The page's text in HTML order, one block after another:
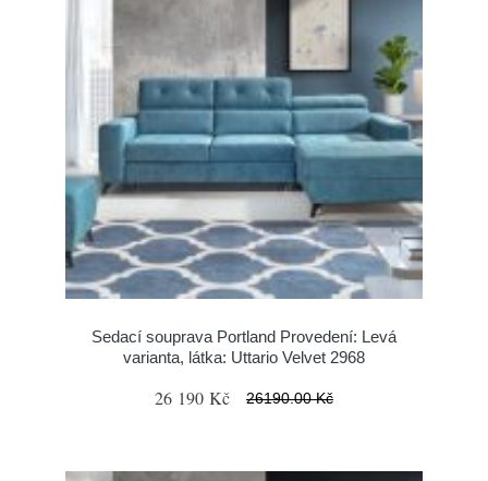
Sedací souprava Portland Provedení: Levá
varianta, látka: Uttario Velvet 2968
26 190 Kč 26190.00 Kč